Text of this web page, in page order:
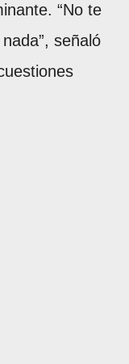
“No te
señaló